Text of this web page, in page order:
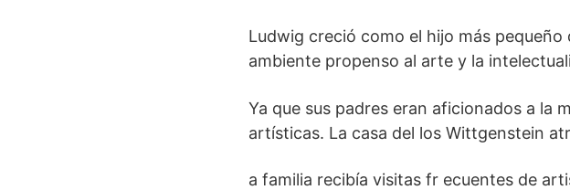
Ludwig creció como el hijo más
ambiente propenso al arte y la
Ya que sus padres eran aficionados a la
artísticas. La casa del los Wittgenstein
a familia recibía visitas fr ecuentes de